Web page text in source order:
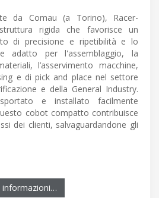
da Comau (a Torino), Racer-
rigida che favorisce un
di precisione e ripetibilità e lo
adatto per l'assemblaggio, la
l’asservimento macchine,
e di pick and place nel settore
e della General Industry.
e installato facilmente
cobot compatto contribuisce
dei clienti, salvaguardandone gli
informazioni…